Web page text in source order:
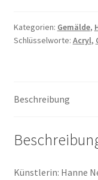
Grazien
Menge
Kategorien: Gemälde,
Schlüsselworte: Acryl,
Beschreibung
Künstlerin: Hanne